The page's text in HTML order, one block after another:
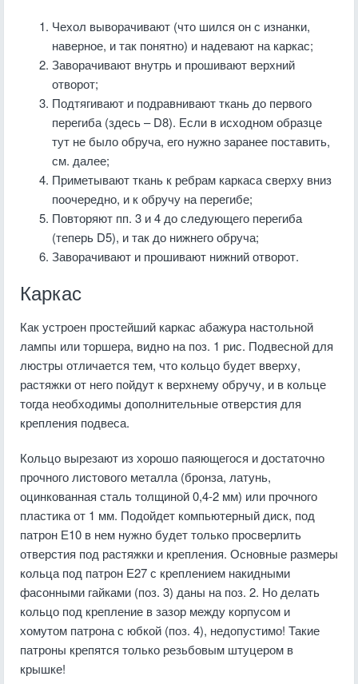
Чехол выворачивают (что шился он с изнанки,
наверное, и так понятно) и надевают на каркас;
Заворачивают внутрь и прошивают верхний
отворот;
Подтягивают и подравнивают ткань до первого
перегиба (здесь – D8). Если в исходном образце
тут не было обруча, его нужно заранее поставить,
см. далее;
Приметывают ткань к ребрам каркаса сверху вниз
поочередно, и к обручу на перегибе;
Повторяют пп. 3 и 4 до следующего перегиба
(теперь D5), и так до нижнего обруча;
Заворачивают и прошивают нижний отворот.
Каркас
Как устроен простейший каркас абажура настольной
лампы или торшера, видно на поз. 1 рис. Подвесной для
люстры отличается тем, что кольцо будет вверху,
растяжки от него пойдут к верхнему обручу, и в кольце
тогда необходимы дополнительные отверстия для
крепления подвеса.
Кольцо вырезают из хорошо паяющегося и достаточно
прочного листового металла (бронза, латунь,
оцинкованная сталь толщиной 0,4-2 мм) или прочного
пластика от 1 мм. Подойдет компьютерный диск, под
патрон Е10 в нем нужно будет только просверлить
отверстия под растяжки и крепления. Основные размеры
кольца под патрон Е27 с креплением накидными
фасонными гайками (поз. 3) даны на поз. 2. Но делать
кольцо под крепление в зазор между корпусом и
хомутом патрона с юбкой (поз. 4), недопустимо! Такие
патроны крепятся только резьбовым штуцером в
крышке!